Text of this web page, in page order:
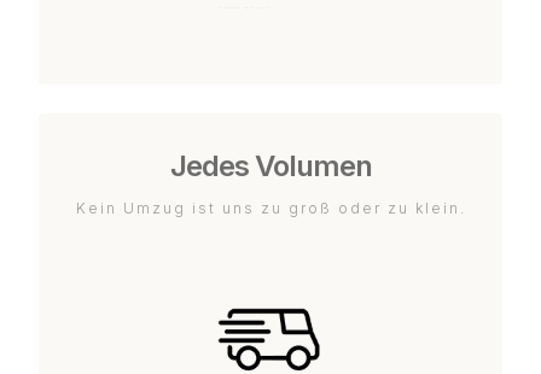
Jedes Volumen
Kein Umzug ist uns zu groß oder zu klein.